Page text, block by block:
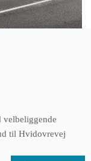
velbeliggende
til Hvidovrevej